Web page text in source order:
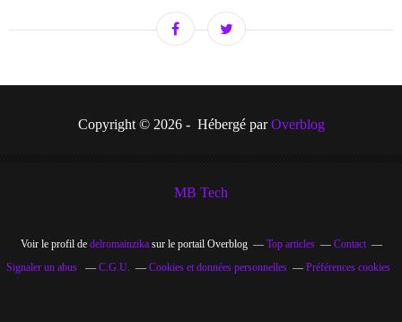
Copyright © 2026 - Hébergé parOverblog
MB Tech
Voir le profil de delromainzikasur le portail Overblog Top articles
Contact
Signaler un abus
C.G.U. Cookies et données personnelles Préférences cookies